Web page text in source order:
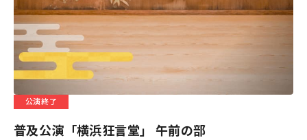
公演終了
普及公演「横浜狂言堂」 午前の部